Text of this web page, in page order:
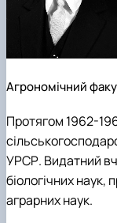
Агрономічний
Протягом 1962-
УРСР. Видатний
біологічних наук,
аграрних наук.